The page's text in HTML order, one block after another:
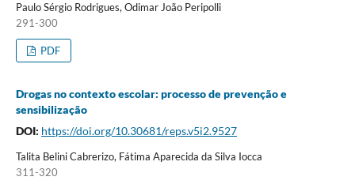
Paulo Sérgio Rodrigues, Odimar João Peripolli
291-300
PDF
Drogas no contexto escolar: processo de prevenção e
sensibilização
DOI: https://doi.org/10.30681/reps.v5i2.9527
Talita Belini Cabrerizo, Fátima Aparecida da Silva Iocca
311-320